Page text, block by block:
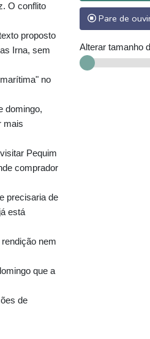
O conflito
proposto
Irna, sem
no
domingo,
mais
Pequim
comprador
precisaria de
está
nem
que a
de
Pare de
Alterar tamanho